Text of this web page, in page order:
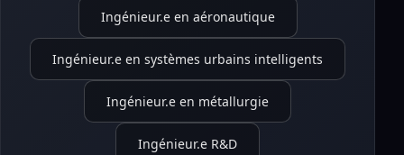
Ingénieur.e en aéronautique
Ingénieur.e en systèmes urbains intelligents
Ingénieur.e en métallurgie
Ingénieur.e R&D